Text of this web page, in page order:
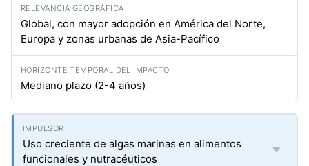
Global, con mayor adopción en América del Norte,
Europa y zonas urbanas de Asia-Pacífico
Mediano plazo (2-4 años)
Uso creciente de algas marinas en alimentos
funcionales y nutracéuticos